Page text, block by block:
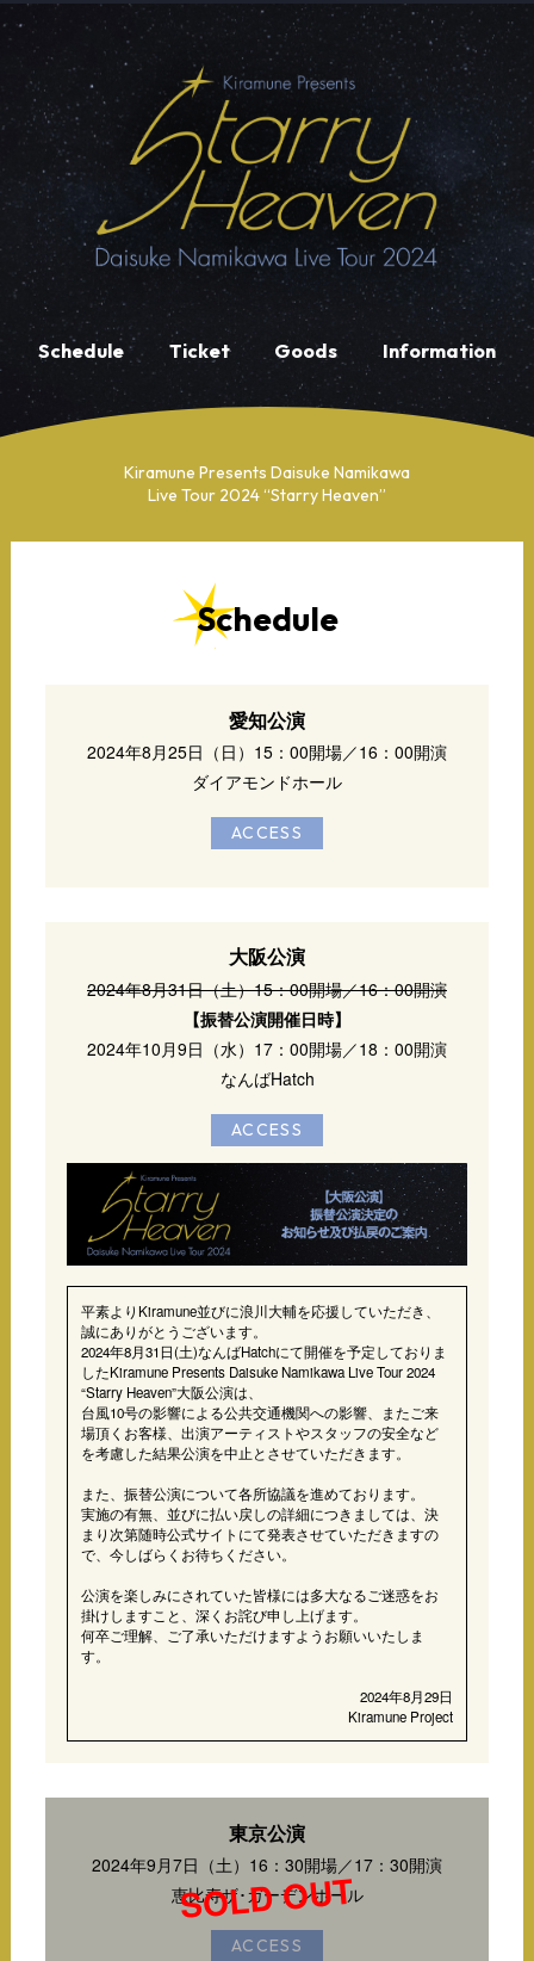
Schedule Ticket Goods Information
Kiramune Presents Daisuke Namikawa
Live Tour 2024 “Starry Heaven”
Schedule
愛知公演
2024年8月25日（日）15：00開場／16：00開演
ダイアモンドホール
ACCESS
大阪公演
2024年8月31日（土）15：00開場／16：00開演
【振替公演開催日時】
2024年10月9日（水）17：00開場／18：00開演
なんばHatch
ACCESS
平素よりKiramune並びに浪川大輔を応援していただき、
誠にありがとうございます。
2024年8月31日(土)なんばHatchにて開催を予定しておりま
したKiramune Presents Daisuke Namikawa Live Tour 2024
“Starry Heaven”大阪公演は、
台風10号の影響による公共交通機関への影響、またご来
場頂くお客様、出演アーティストやスタッフの安全など
を考慮した結果公演を中止とさせていただきます。
また、振替公演について各所協議を進めております。
実施の有無、並びに払い戻しの詳細につきましては、決
まり次第随時公式サイトにて発表させていただきますの
で、今しばらくお待ちください。
公演を楽しみにされていた皆様には多大なるご迷惑をお
掛けしますこと、深くお詫び申し上げます。
何卒ご理解、ご了承いただけますようお願いいたしま
す。
2024年8月29日
Kiramune Project
東京公演
2024年9月7日（土）16：30開場／17：30開演
恵比寿ザ･ガーデンホール
ACCESS